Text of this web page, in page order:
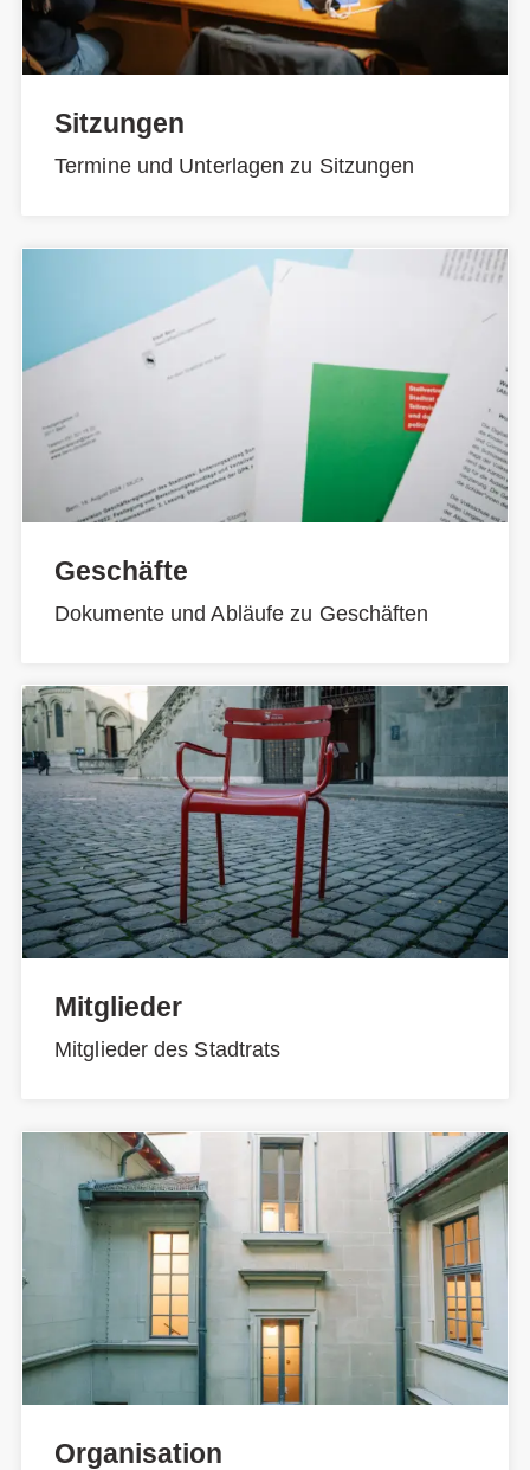
Sitzungen
Termine und Unterlagen zu Sitzungen
Geschäfte
Dokumente und Abläufe zu Geschäften
Mitglieder
Mitglieder des Stadtrats
Organisation